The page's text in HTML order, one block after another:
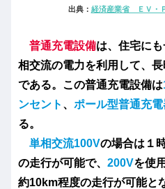
出典： 経済産業省 ＥＶ・
普通充電設備は、住宅に
相交流の電力を利用して、
である。この普通充電設備は
ンセント 、 ポール型普通充電
る。
単相交流100Vの場合は１
の走行が可能で、 200Vを使
約10km程度の走行が可能と